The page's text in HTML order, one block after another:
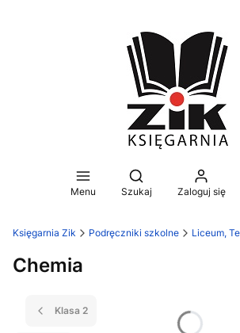
Menu
Otwórz
Szukaj Zaloguj się
Księgarnia Zik Podręczniki szkolne Liceum,
Chemia
Klasa 2